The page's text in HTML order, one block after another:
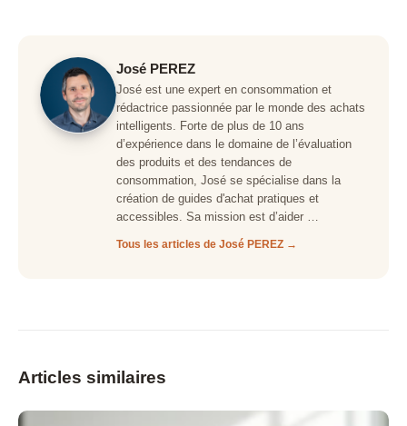
José PEREZ
José est une expert en consommation et
rédactrice passionnée par le monde des achats
intelligents. Forte de plus de 10 ans
d’expérience dans le domaine de l’évaluation
des produits et des tendances de
consommation, José se spécialise dans la
création de guides d'achat pratiques et
accessibles. Sa mission est d’aider …
Tous les articles de José PEREZ →
Articles similaires